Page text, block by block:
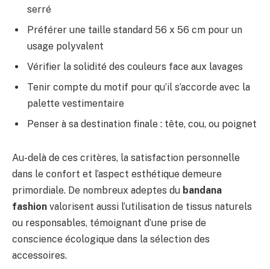
serré
Préférer une taille standard 56 x 56 cm pour un
usage polyvalent
Vérifier la solidité des couleurs face aux lavages
Tenir compte du motif pour qu’il s’accorde avec la
palette vestimentaire
Penser à sa destination finale : tête, cou, ou poignet
Au-delà de ces critères, la satisfaction personnelle
dans le confort et l’aspect esthétique demeure
primordiale. De nombreux adeptes du bandana
fashion valorisent aussi l’utilisation de tissus naturels
ou responsables, témoignant d’une prise de
conscience écologique dans la sélection des
accessoires.